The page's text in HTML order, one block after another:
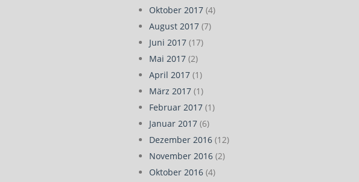
Oktober 2017 (4)
August 2017 (7)
Juni 2017 (17)
Mai 2017 (2)
April 2017 (1)
März 2017 (1)
Februar 2017 (1)
Januar 2017 (6)
Dezember 2016 (12)
November 2016 (2)
Oktober 2016 (4)